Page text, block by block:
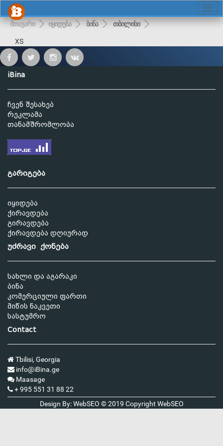
მთავარი იყიდება ბინა თბილისი
XS
iBina
ჩვენ შესახებ
რეკლამა
თანამშრომლობა
გარიგება
იყიდება
ქირავდება
გირავდება
ქირავდება დღიურად
უძრავი ქონება
სახლი და აგარაკი
ბინა
კომერციული ფართი
მიწის ნაკვეთი
სასტუმრო
Contact
Tbilisi, Georgia
info@iBina.ge
Maasage
+ 995 551 31 88 22
Design By: WebSEO © 2019 Copyright WebSEO